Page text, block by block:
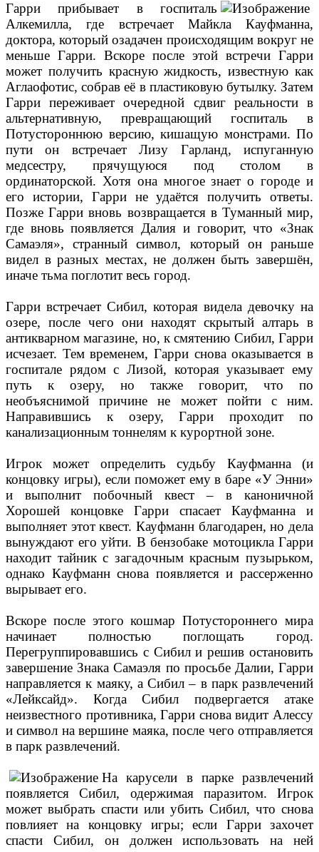
Гарри прибывает в госпиталь
Алкемилла, где встречает Майкла Кауфманна,
доктора, который озадачен происходящим вокруг не
меньше Гарри. Вскоре после этой встречи Гарри
может получить красную жидкость, известную как
Аглаофотис, собрав её в пластиковую бутылку. Затем
Гарри переживает очередной сдвиг реальности в
альтернативную, превращающий госпиталь в
Потустороннюю версию, кишащую монстрами. По
пути он встречает Лизу Гарланд, испуганную
медсестру, прячущуюся под столом в
ординаторской. Хотя она многое знает о городе и
его истории, Гарри не удаётся получить ответы.
Позже Гарри вновь возвращается в Туманный мир,
где вновь появляется Далия и говорит, что «Знак
Самаэля», странный символ, который он раньше
видел в разных местах, не должен быть завершён,
иначе тьма поглотит весь город.
Гарри встречает Сибил, которая видела девочку на
озере, после чего они находят скрытый алтарь в
антикварном магазине, но, к смятению Сибил, Гарри
исчезает. Тем временем, Гарри снова оказывается в
госпитале рядом с Лизой, которая указывает ему
путь к озеру, но также говорит, что по
необъяснимой причине не может пойти с ним.
Направившись к озеру, Гарри проходит по
канализационным тоннелям к курортной зоне.
Игрок может определить судьбу Кауфманна (и
концовку игры), если поможет ему в баре «У Энни»
и выполнит побочный квест – в каноничной
Хорошей концовке Гарри спасает Кауфманна и
выполняет этот квест. Кауфманн благодарен, но дела
вынуждают его уйти. В бензобаке мотоцикла Гарри
находит тайник с загадочным красным пузырьком,
однако Кауфманн снова появляется и рассерженно
вырывает его.
Вскоре после этого кошмар Потустороннего мира
начинает полностью поглощать город.
Перегруппировавшись с Сибил и решив остановить
завершение Знака Самаэля по просьбе Далии, Гарри
направляется к маяку, а Сибил – в парк развлечений
«Лейксайд». Когда Сибил подвергается атаке
неизвестного противника, Гарри снова видит Алессу
и символ на вершине маяка, после чего отправляется
в парк развлечений.
На карусели в парке развлечений
появляется Сибил, одержимая паразитом. Игрок
может выбрать спасти или убить Сибил, что снова
повлияет на концовку игры; если Гарри захочет
спасти Сибил, он должен использовать на ней